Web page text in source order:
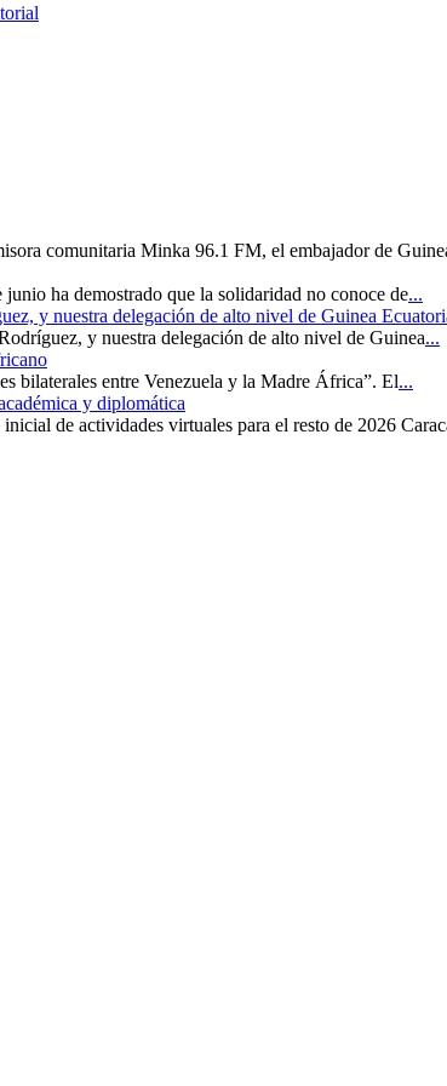
comunitaria Minka 96.1 FM, el embajador de
ha demostrado que la solidaridad no conoce de...
y nuestra delegación de alto nivel de Guinea
y nuestra delegación de alto nivel de Guinea...
bilaterales entre Venezuela y la Madre África”. El...
y diplomática
de actividades virtuales para el resto de 2026